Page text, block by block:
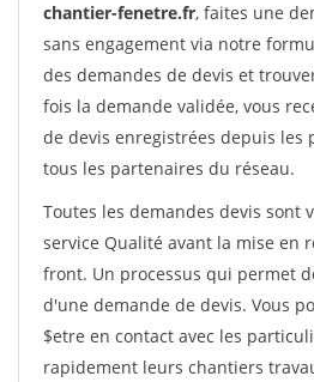
chantier-fenetre.fr, faites une
sans engagement via notre
des demandes de devis et
fois la demande validée, vous
de devis enregistrées depuis les
tous les partenaires du réseau.
Toutes les demandes devis sont
service Qualité avant la mise en
front. Un processus qui permet
d'une demande de devis. Vous
$etre en contact avec les
rapidement leurs chantiers